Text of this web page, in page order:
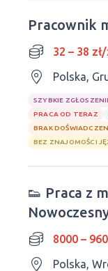
Pracownik
32 – 38
Polska,
SZYBKIE
PRACA OD TERAZ
BRAK
BEZ ZNAJOMOŚCI
👟 Praca z
8000 –
Polska,